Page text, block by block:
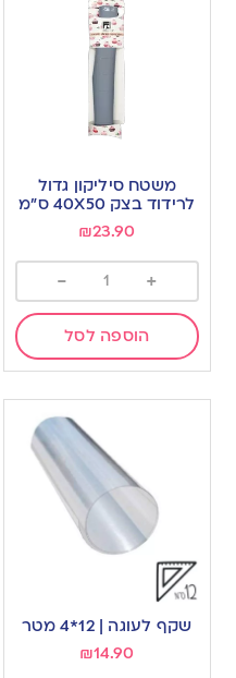
משטח סיליקון גדול
לרידוד בצק 40X50 ס”מ
₪23.90
+
-
הוספה לסל
שקף לעוגה | 12*4 מטר
₪14.90